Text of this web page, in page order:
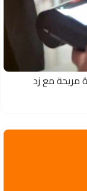
مريحة مع زد